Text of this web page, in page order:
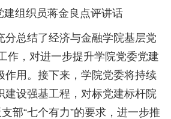
建组织员蒋金良点评讲话
分总结了经济与金融学院基层党
作，对进一步提升学院党委党建
作用。接下来，学院党委将持续
建设强基工程，对标党建标杆院
部“七个有力”的要求，进一步推